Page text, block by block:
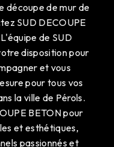
découpe de mur de
SUD DECOUPE
de SUD
disposition pour
et vous
pour tous vos
la ville de Pérols.
BETON pour
et esthétiques,
passionnés et